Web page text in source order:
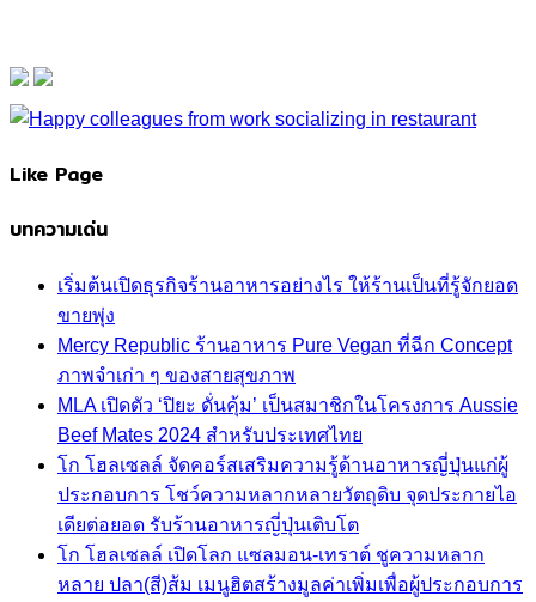
Like Page
บทความเด่น
เริ่มต้นเปิดธุรกิจร้านอาหารอย่างไร ให้ร้านเป็นที่รู้จักยอด
ขายพุ่ง
Mercy Republic ร้านอาหาร Pure Vegan ที่ฉีก Concept
ภาพจำเก่า ๆ ของสายสุขภาพ
MLA เปิดตัว ‘ปิยะ ดั่นคุ้ม’ เป็นสมาชิกในโครงการ Aussie
Beef Mates 2024 สำหรับประเทศไทย
โก โฮลเซลล์ จัดคอร์สเสริมความรู้ด้านอาหารญี่ปุ่นแก่ผู้
ประกอบการ โชว์ความหลากหลายวัตถุดิบ จุดประกายไอ
เดียต่อยอด รับร้านอาหารญี่ปุ่นเติบโต
โก โฮลเซลล์ เปิดโลก แซลมอน-เทราต์ ชูความหลาก
หลาย ปลา(สี)ส้ม เมนูฮิตสร้างมูลค่าเพิ่มเพื่อผู้ประกอบการ